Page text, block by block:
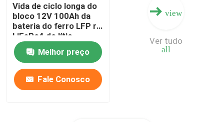
Vida de ciclo longa do
bloco 12V 100Ah da
bateria do ferro LFP rv
LiFePo4 do lítio
Melhor preço
Fale Conosco
view
all
Ver tudo